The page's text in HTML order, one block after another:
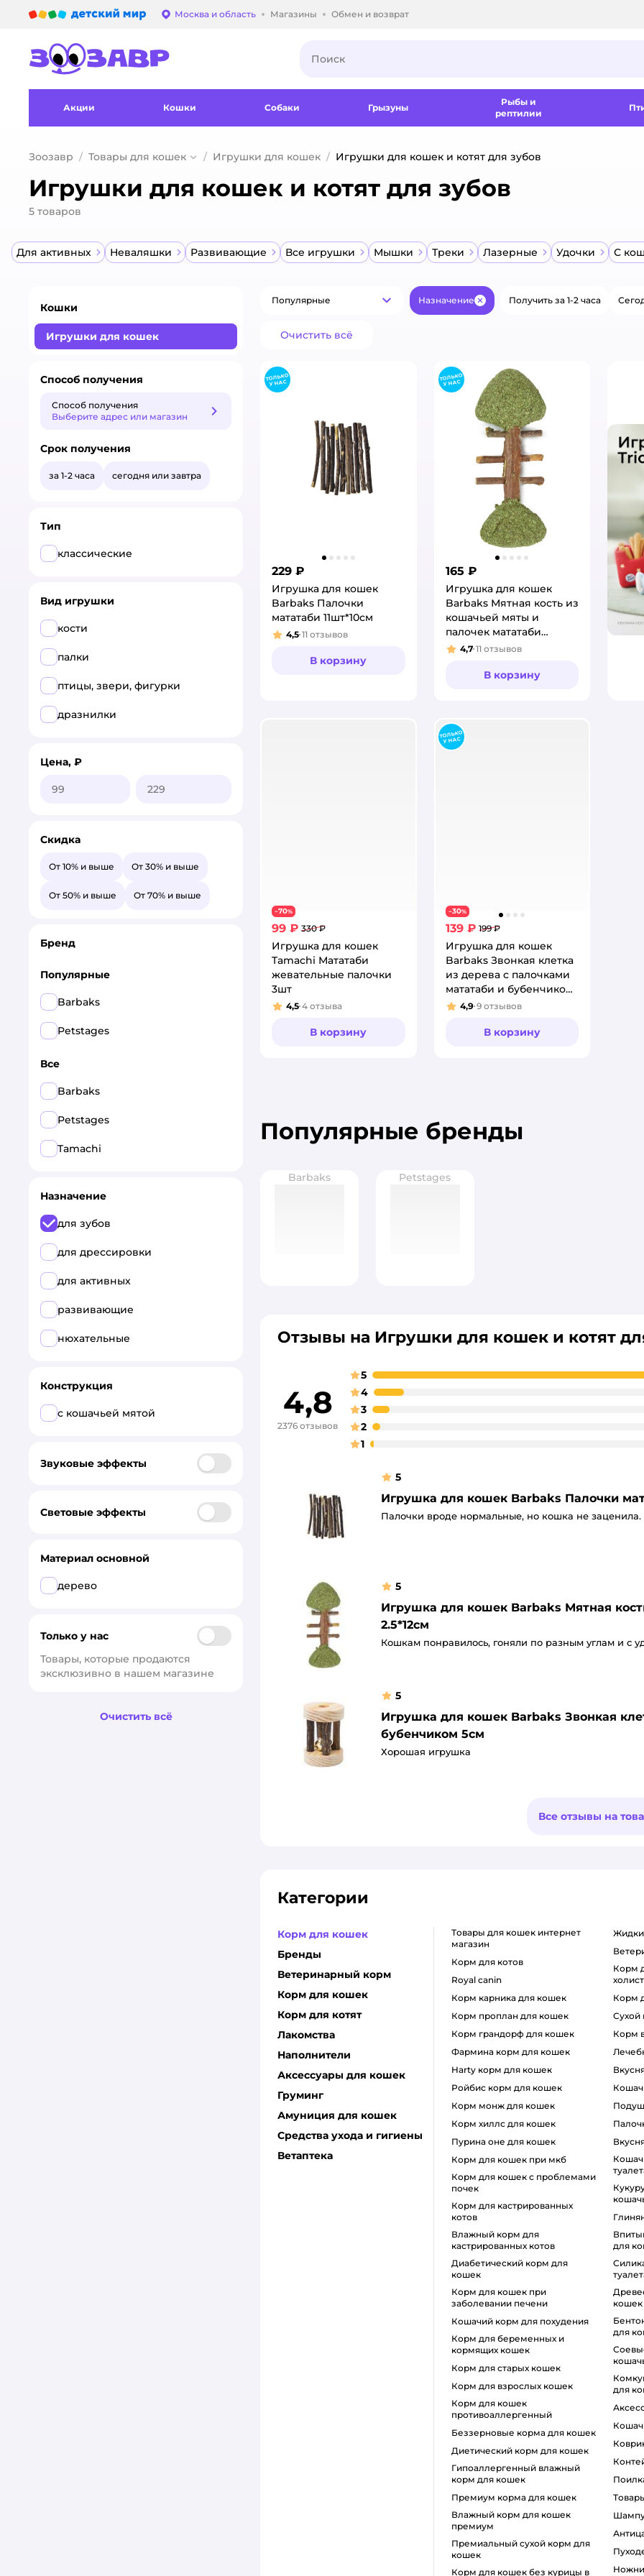
Выбор адреса доставки.
Москва и область Магазины Обмен и возврат
Акции Кошки Собаки Грызуны
Рыбы и
рептилии
Зоозавр Товары для кошек Игрушки для кошек Игрушки для кошек и котят для зубов
Игрушки для кошек и котят для зубов
5 товаров
Для активных Неваляшки Развивающие Все игрушки Мышки Треки Лазерные Удочки С
Популярные
Популярные Назначение ЗакрытьПолучить за 1-2 часа
Очистить всё
229 ₽
Игрушка для кошек
Barbaks Палочки
мататаби 11шт*10см
Рейтинг:
4,5 11 отзывов
В корзину
165 ₽
Игрушка для кошек
Barbaks Мятная кость из
кошачьей мяты и
палочек мататаби
2.5*12см
Рейтинг:
4,7 11 отзывов
В корзину
−70%
99 ₽ 330 ₽
Игрушка для кошек
Tamachi Мататаби
жевательные палочки
3шт
Рейтинг:
4,5 4 отзыва
В корзину
−30%
139 ₽ 199 ₽
Игрушка для кошек
Barbaks Звонкая клетка
из дерева с палочками
мататаби и бубенчиком
5см
Рейтинг:
4,9 9 отзывов
В корзину
Популярные бренды
Barbaks Petstages
Отзывы на Игрушки для кошек и котят
4,8
2376 отзывов
5
4
3
2
1
5
Игрушка для кошек Barbaks Палочки
Палочки вроде нормальные, но кошка не заценила.
5
Игрушка для кошек Barbaks Мятная
2.5*12см
Кошкам понравилось, гоняли по разным углам и с
5
Игрушка для кошек Barbaks Звонкая
бубенчиком 5см
Хорошая игрушка
Все отзывы на
Категории
Корм для кошек
Бренды
Ветеринарный корм
Корм для кошек
Корм для котят
Лакомства
Наполнители
Аксессуары для кошек
Груминг
Амуниция для кошек
Средства ухода и гигиены
Ветаптека
товары для кошек интернет
магазин
корм для котов
royal canin
корм карника для кошек
корм проплан для кошек
корм грандорф для кошек
фармина корм для кошек
harty корм для кошек
ройбис корм для кошек
корм монж для кошек
корм хиллс для кошек
пурина оне для кошек
корм для кошек при мкб
корм для кошек с проблемами
почек
Корм для кастрированных
котов
влажный корм для
кастрированных котов
диабетический корм для
кошек
корм для кошек при
заболевании печени
кошачий корм для похудения
корм для беременных и
кормящих кошек
корм для старых кошек
корм для взрослых кошек
корм для кошек
противоаллергенный
беззерновые корма для кошек
диетический корм для кошек
гипоаллергенный влажный
корм для кошек
премиум корма для кошек
влажный корм для кошек
премиум
премиальный сухой корм для
кошек
корм для кошек без курицы в
корм для кошек класса
корм
корм
кошачий наполнитель для
кукурузный наполнитель для
впитывающий наполнитель
для
силикагель для кошачьего
древесный наполнитель для
кошек
бентонитовый наполнитель
для
соевые наполнители для
комкующийся наполнитель
для
Кошки
Игрушки для кошек
Способ получения
Способ получения
Выберите адрес или магазин
Способ получения
Срок получения
за 1-2 часа сегодня или завтра
Тип
классические
Вид игрушки
кости
палки
птицы, звери, фигурки
дразнилки
Цена, ₽
Скидка
От 10% и выше От 30% и выше
От 50% и выше От 70% и выше
Бренд
Популярные
Barbaks
Petstages
Все
Barbaks
Petstages
Tamachi
Назначение
для зубов
для дрессировки
для активных
развивающие
нюхательные
Конструкция
с кошачьей мятой
Звуковые эффекты
Световые эффекты
Материал основной
дерево
Только у нас
Товары, которые продаются
эксклюзивно в нашем магазине
Очистить всё